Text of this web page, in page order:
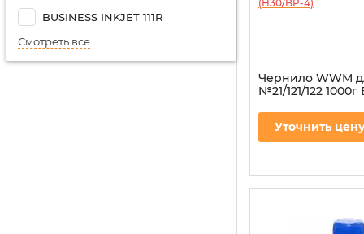
BUSINESS INKJET 111R
Смотреть все
Чернило WWM
№21/121/122 1000г
пигментное
Уточнить